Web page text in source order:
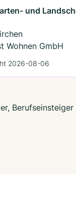
und
Wohnen GmbH
2026-08-06